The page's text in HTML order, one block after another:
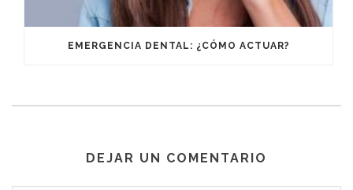
EMERGENCIA DENTAL: ¿CÓMO ACTUAR?
DEJAR UN COMENTARIO